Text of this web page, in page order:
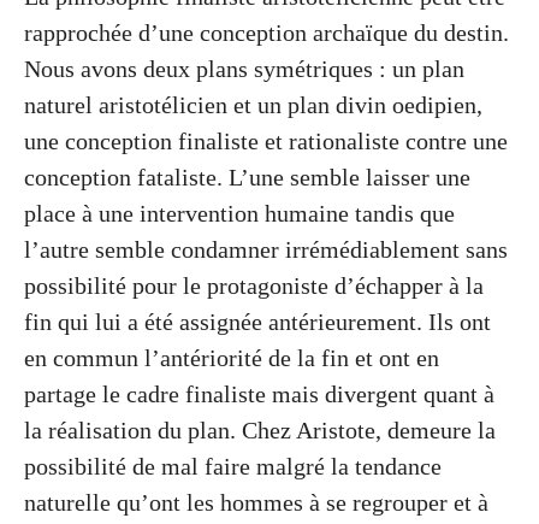
rapprochée d’une conception archaïque du destin.
Nous avons deux plans symétriques : un plan
naturel aristotélicien et un plan divin oedipien,
une conception finaliste et rationaliste contre une
conception fataliste. L’une semble laisser une
place à une intervention humaine tandis que
l’autre semble condamner irrémédiablement sans
possibilité pour le protagoniste d’échapper à la
fin qui lui a été assignée antérieurement. Ils ont
en commun l’antériorité de la fin et ont en
partage le cadre finaliste mais divergent quant à
la réalisation du plan. Chez Aristote, demeure la
possibilité de mal faire malgré la tendance
naturelle qu’ont les hommes à se regrouper et à